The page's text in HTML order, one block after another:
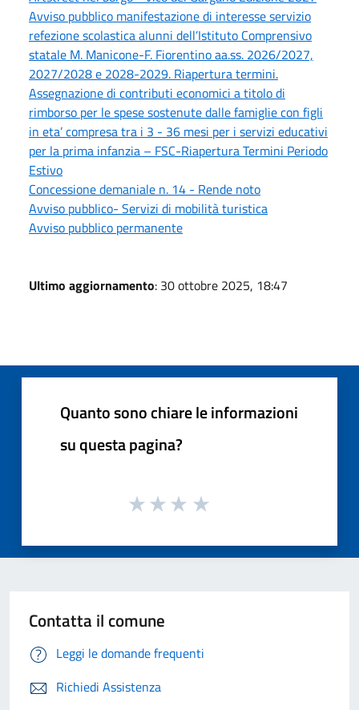
Avviso pubblico manifestazione di interesse servizio
refezione scolastica alunni dell’Istituto Comprensivo
statale M. Manicone-F. Fiorentino aa.ss. 2026/2027,
2027/2028 e 2028-2029. Riapertura termini.
Assegnazione di contributi economici a titolo di
rimborso per le spese sostenute dalle famiglie con figli
in eta’ compresa tra i 3 - 36 mesi per i servizi educativi
per la prima infanzia – FSC-Riapertura Termini Periodo
Estivo
Concessione demaniale n. 14 - Rende noto
Avviso pubblico- Servizi di mobilità turistica
Avviso pubblico permanente
Ultimo aggiornamento: 30 ottobre 2025, 18:47
Quanto sono chiare le informazioni
su questa pagina?
Contatta il comune
Leggi le domande frequenti
Richiedi Assistenza